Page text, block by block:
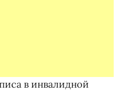
в инвалидной